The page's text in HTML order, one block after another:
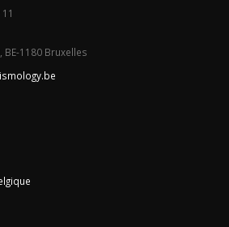
BE-1180 Bruxelles